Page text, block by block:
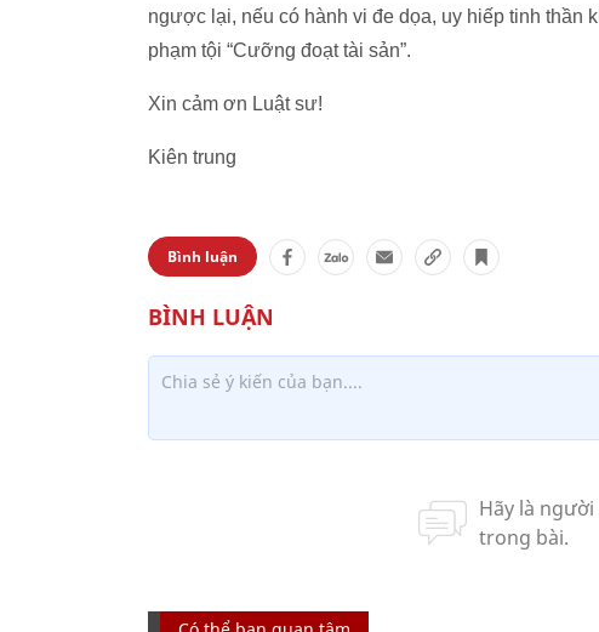
ngược lại, nếu có hành vi đe dọa, uy hiếp tinh thần
phạm tội “Cưỡng đoạt tài sản”.
Xin cảm ơn Luật sư!
Kiên trung
Bình luận